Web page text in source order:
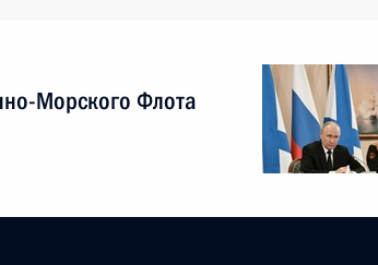
Морского Флота